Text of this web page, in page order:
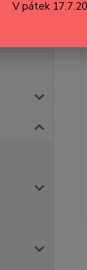
V pátek